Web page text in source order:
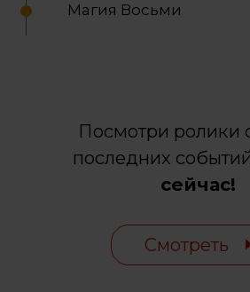
Магия Восьми
Посмотри ролики
последних событий
сейчас!
Смотреть